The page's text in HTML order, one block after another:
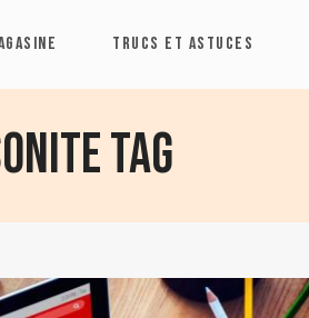
TRUCS ET ASTUCES
Tag